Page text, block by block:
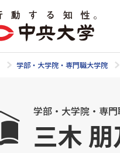
学部・大学院・専門職大学院
学部・大学院・専
三木